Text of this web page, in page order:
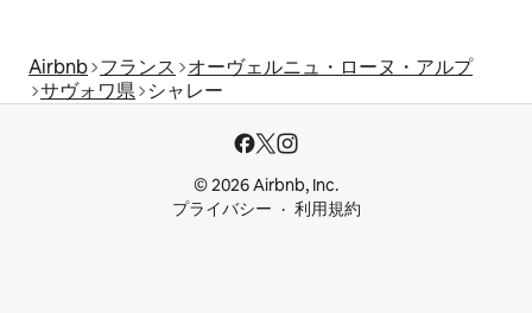
Airbnb フランス
オーヴェルニュ・ローヌ・アルプ
サヴォワ県 シャレー
© 2026 Airbnb, Inc.
プライバシー
利用規約